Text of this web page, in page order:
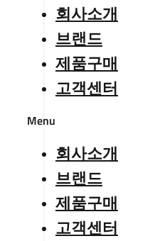
회사소개
브랜드
제품구매
고객센터
Menu
회사소개
브랜드
제품구매
고객센터